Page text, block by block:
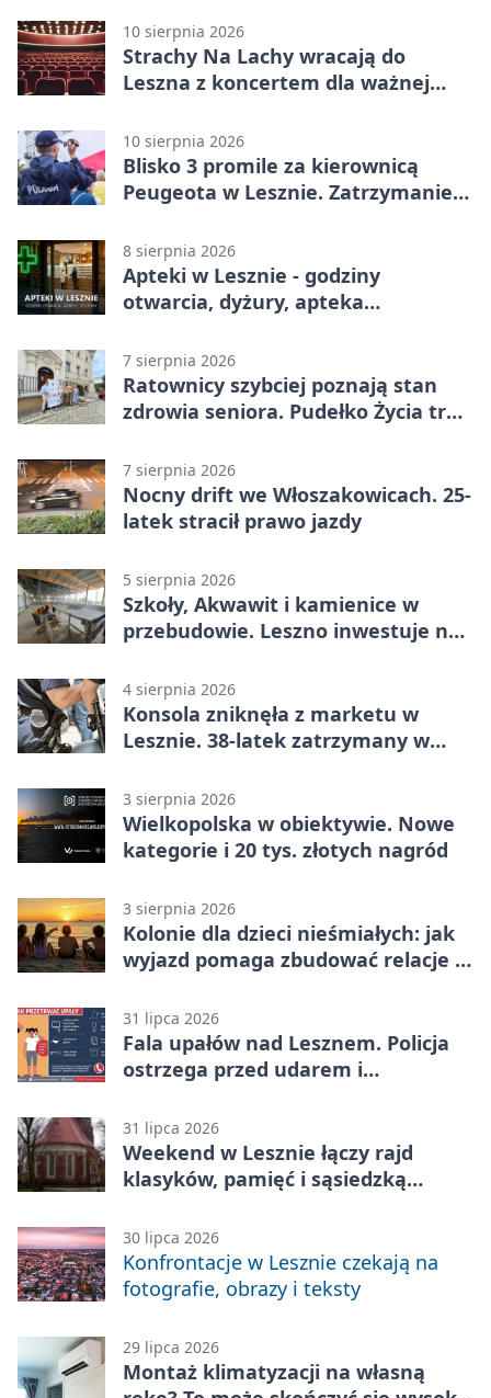
10 sierpnia 2026
Strachy Na Lachy wracają do
Leszna z koncertem dla ważnej
10 sierpnia 2026
Blisko 3 promile za kierownicą
Peugeota w Lesznie. Zatrzymanie
8 sierpnia 2026
Apteki w Lesznie - godziny
otwarcia, dyżury, apteka
7 sierpnia 2026
Ratownicy szybciej poznają stan
zdrowia seniora. Pudełko Życia trafi
7 sierpnia 2026
Nocny drift we Włoszakowicach. 25-
latek stracił prawo jazdy
5 sierpnia 2026
Szkoły, Akwawit i kamienice w
przebudowie. Leszno inwestuje na
4 sierpnia 2026
Konsola zniknęła z marketu w
Lesznie. 38-latek zatrzymany w
3 sierpnia 2026
Wielkopolska w obiektywie. Nowe
kategorie i 20 tys. złotych nagród
3 sierpnia 2026
Kolonie dla dzieci nieśmiałych: jak
wyjazd pomaga zbudować relacje z
31 lipca 2026
Fala upałów nad Lesznem. Policja
ostrzega przed udarem i
31 lipca 2026
Weekend w Lesznie łączy rajd
klasyków, pamięć i sąsiedzką
30 lipca 2026
Konfrontacje w Lesznie czekają na
fotografie, obrazy i teksty
29 lipca 2026
Montaż klimatyzacji na własną